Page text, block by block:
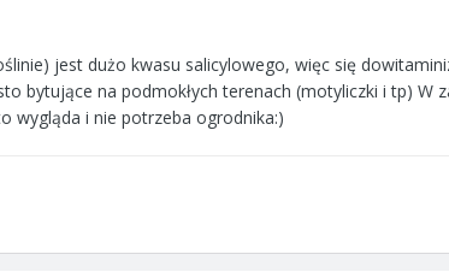
jest dużo kwasu salicylowego, więc się
bytujące na podmokłych terenach (motyliczki i tp) W
wygląda i nie potrzeba ogrodnika:)